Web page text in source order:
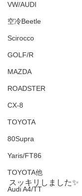
VW/AUDI
空冷Beetle
Scirocco
GOLF/R
MAZDA
ROADSTER
CX-8
TOYOTA
80Supra
Yaris/FT86
TOYOTA他
Audi A4/TT
スッキリしました✨